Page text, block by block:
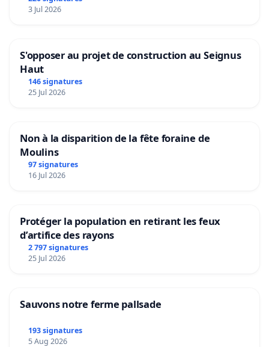
3 Jul 2026
S'opposer au projet de construction au Seignus
Haut
146 signatures
25 Jul 2026
Non à la disparition de la fête foraine de
Moulins
97 signatures
16 Jul 2026
Protéger la population en retirant les feux
d’artifice des rayons
2 797 signatures
25 Jul 2026
Sauvons notre ferme pallsade
193 signatures
5 Aug 2026